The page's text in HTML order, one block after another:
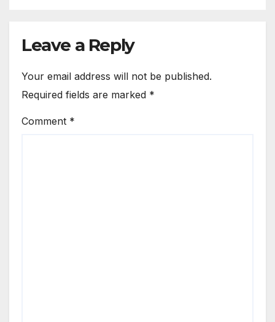
Leave a Reply
Your email address will not be published.
Required fields are marked *
Comment *